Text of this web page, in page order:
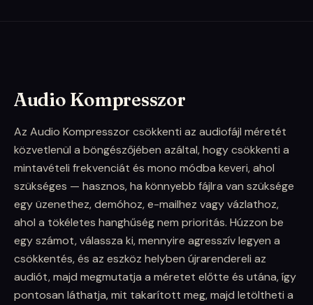
Audio Kompresszor
Az Audio Kompresszor csökkenti az audiofájl méretét
közvetlenül a böngészőjében azáltal, hogy csökkenti a
mintavételi frekvenciát és mono módba keveri, ahol
szükséges — hasznos, ha könnyebb fájlra van szüksége
egy üzenethez, demóhoz, e-mailhez vagy vázlathoz,
ahol a tökéletes hanghűség nem prioritás. Húzzon be
egy számot, válassza ki, mennyire agresszív legyen a
csökkentés, és az eszköz helyben újrarendereli az
audiót, majd megmutatja a méretet előtte és utána, így
pontosan láthatja, mit takarított meg, majd letöltheti a